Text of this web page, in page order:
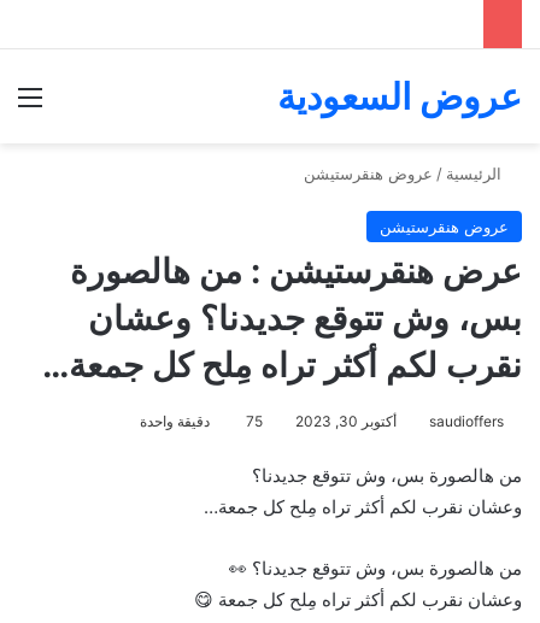
عروض السعودية
الرئيسية / عروض هنقرستيشن
عروض هنقرستيشن
عرض هنقرستيشن : من هالصورة
بس، وش تتوقع جديدنا؟ وعشان
نقرب لكم أكثر تراه مِلح كل جمعة…
saudioffers أكتوبر 30, 2023 75 دقيقة واحدة
من هالصورة بس، وش تتوقع جديدنا؟
وعشان نقرب لكم أكثر تراه مِلح كل جمعة…
من هالصورة بس، وش تتوقع جديدنا؟ 👀
وعشان نقرب لكم أكثر تراه مِلح كل جمعة 😋